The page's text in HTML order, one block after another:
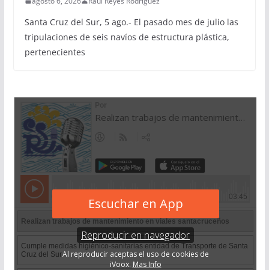
Santa Cruz del Sur, 5 ago.- El pasado mes de julio las
tripulaciones de seis navíos de estructura plástica,
pertenecientes